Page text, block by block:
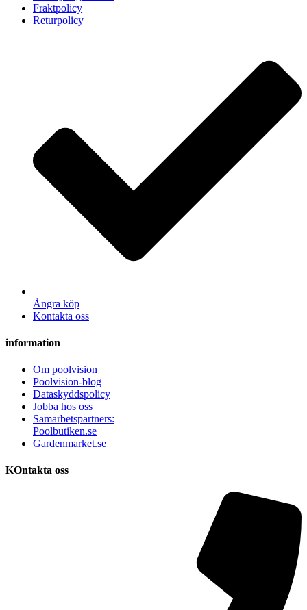
Fraktpolicy
Returpolicy
Ångra köp
Kontakta oss
information
Om poolvision
Poolvision-blog
Dataskyddspolicy
Jobba hos oss
Samarbetspartners:
Poolbutiken.se
Gardenmarket.se
KOntakta oss